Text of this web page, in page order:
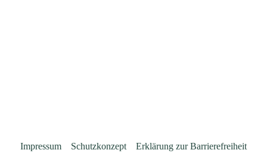
Impressum Schutzkonzept Erklärung zur Barrierefreiheit